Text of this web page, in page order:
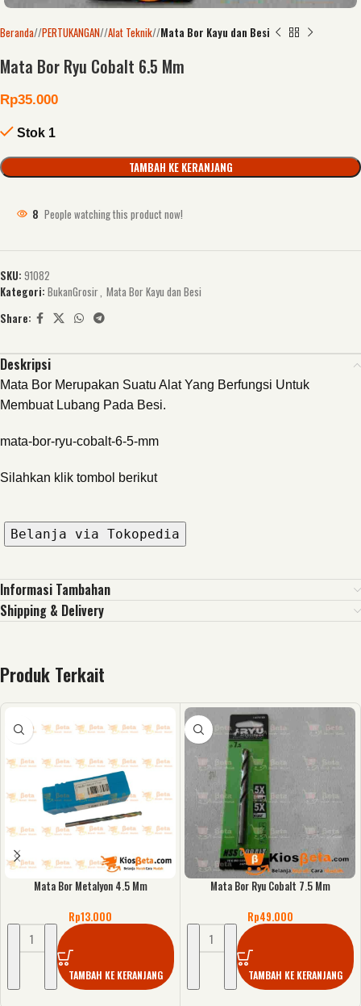
Beranda/ PERTUKANGAN/ Alat Teknik/ Mata Bor Kayu dan Besi
Mata Bor Ryu Cobalt 6.5 Mm
Rp35.000
Stok 1
TAMBAH KE KERANJANG
8 People watching this product now!
SKU: 91082
Kategori: BukanGrosir, Mata Bor Kayu dan Besi
Share:
Deskripsi
Mata Bor Merupakan Suatu Alat Yang Berfungsi Untuk
Membuat Lubang Pada Besi.
mata-bor-ryu-cobalt-6-5-mm
Silahkan klik tombol berikut
Belanja via Tokopedia
Informasi Tambahan
Shipping & Delivery
Produk Terkait
Mata Bor Metalyon 4.5 Mm
Rp13.000
TAMBAH KE KERANJANG
Mata Bor Ryu Cobalt 7.5 Mm
Rp49.000
TAMBAH KE KERANJANG